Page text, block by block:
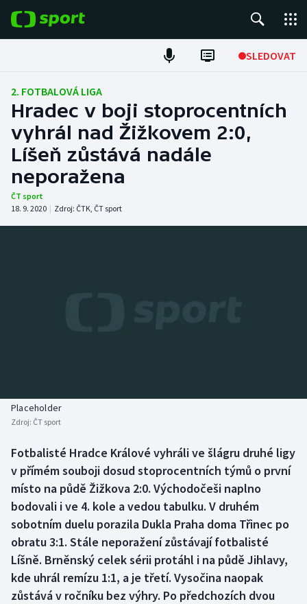
SLEDOVAT
Fotbal
Hokej
Tenis
Atletika
Boby a skeleton
Box
Curling
Dostihy
Florbal
Futsal
AZ kvíz
2. FOTBALOVÁ LIGA
Hradec v boji stoprocentních
vyhrál nad Žižkovem 2:0,
Líšeň zůstává nadále
neporažena
ČT sport
18. 9. 2020 | Zdroj: ČTK, ČT sport
Placeholder
Zdroj: ČT sport
Fotbalisté Hradce Králové vyhráli ve šlágru druhé ligy
v přímém souboji dosud stoprocentních týmů o první
místo na půdě Žižkova 2:0. Východočeši naplno
bodovali i ve 4. kole a vedou tabulku. V druhém
sobotním duelu porazila Dukla Praha doma Třinec po
obratu 3:1. Stále neporažení zůstávají fotbalisté
Líšně. Brněnský celek sérii protáhl i na půdě Jihlavy,
kde uhrál remízu 1:1, a je třetí. Vysočina naopak
zůstává v ročníku bez výhry. Po předchozích dvou